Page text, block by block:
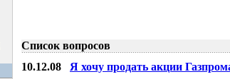
Список вопросов
10.12.08 Я хочу продать акции